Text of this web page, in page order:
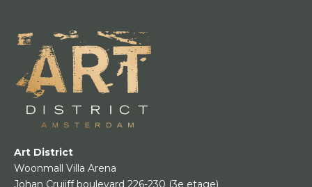
Art District
Woonmall Villa Arena
Johan Cruijff boulevard 226-230 (3e etage)